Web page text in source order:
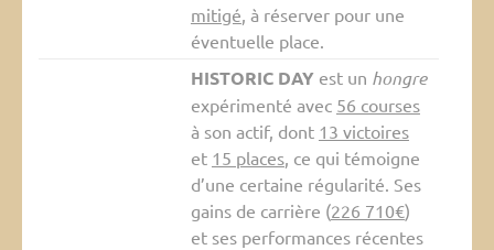
mitigé, à réserver pour une
éventuelle place.
HISTORIC DAYest un hongre
expérimenté avec 56 courses
à son actif, dont 13 victoires
et 15 places, ce qui témoigne
d’une certaine régularité. Ses
gains de carrière (226 710€)
et ses performances récentes